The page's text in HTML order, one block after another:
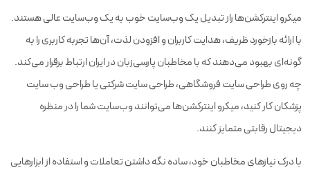
میکرو اینترکشن‌ها راز تبدیل یک وب‌سایت خوب به یک وب‌سایت عالی هستند.
با ارائه بازخورد ظریف، هدایت کاربران و افزودن لذت، آن‌ها تجربه کاربری را به
گونه‌ای بهبود می‌دهند که با مخاطبان پارسی‌زبان در ایران ارتباط برقرار می‌کند.
چه روی طراحی سایت فروشگاهی، طراحی سایت شرکتی یا طراحی وب سایت
پزشکان کار کنید، میکرو اینترکشن‌ها می‌توانند وب‌سایت شما را در منظره
دیجیتال رقابتی متمایز کنند.
با درک نیازهای مخاطبان خود، ساده نگه داشتن تعاملات و استفاده از ابزارهایی